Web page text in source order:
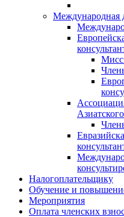
Международная
Налогоплательщику
Обучение и
Мероприятия
Оплата членских